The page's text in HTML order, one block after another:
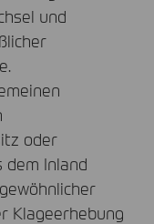
und
oder
Inland
Klageerhebung